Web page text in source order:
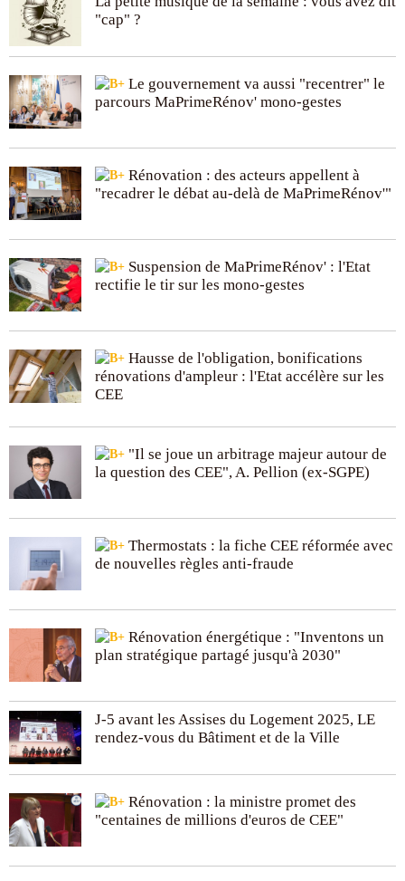
"cap" ?
Le gouvernement va aussi "recentrer" le
parcours MaPrimeRénov' mono-gestes
Rénovation : des acteurs appellent à
"recadrer le débat au-delà de MaPrimeRénov'"
Suspension de MaPrimeRénov' : l'Etat
rectifie le tir sur les mono-gestes
Hausse de l'obligation, bonifications
rénovations d'ampleur : l'Etat accélère sur les
CEE
"Il se joue un arbitrage majeur autour de
la question des CEE", A. Pellion (ex-SGPE)
Thermostats : la fiche CEE réformée avec
de nouvelles règles anti-fraude
Rénovation énergétique : "Inventons un
plan stratégique partagé jusqu'à 2030"
J-5 avant les Assises du Logement 2025, LE
rendez-vous du Bâtiment et de la Ville
Rénovation : la ministre promet des
"centaines de millions d'euros de CEE"